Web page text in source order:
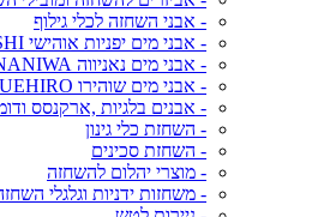
- אבני השחזה לכלי גילוף
- אבני מים יפניות אוהישי OHISHI
- אבני מים נאניווה NANIWA
- אבני מים שוהירו SUEHIRO
- אבנים בלגיות ,ארקנסס
- השחזת כלי גינון
- השחזת סכינים
- מוצרי יהלום להשחזה
- משחזות ידניות וגלגלי